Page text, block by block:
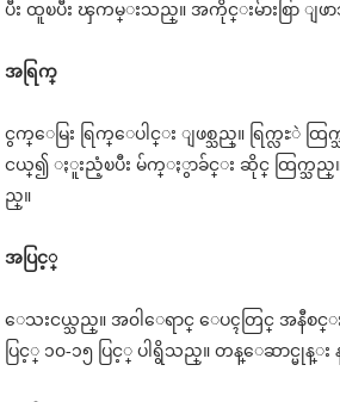
ပီး ထူၿပီး ၾကမ္းသည္။ အကိုင္းမ်ားစြာ ျဖ
အရြက္
ငွက္ေမြး ရြက္ေပါင္း ျဖစ္သည္။ ရြက္လႊဲ ထြ
ငယ္၍ ႏူးညံ့ၿပီး မ်က္ႏွာခ်င္း ဆိုင္ ထြက္သ
ည္။
အပြင့္
ေသးငယ္သည္။ အ၀ါေရာင္ ေပၚတြင္ အနီစင္း
ပြင့္ ၁၀-၁၅ ပြင့္ ပါရွိသည္။ တန္ေဆာင္မုန္